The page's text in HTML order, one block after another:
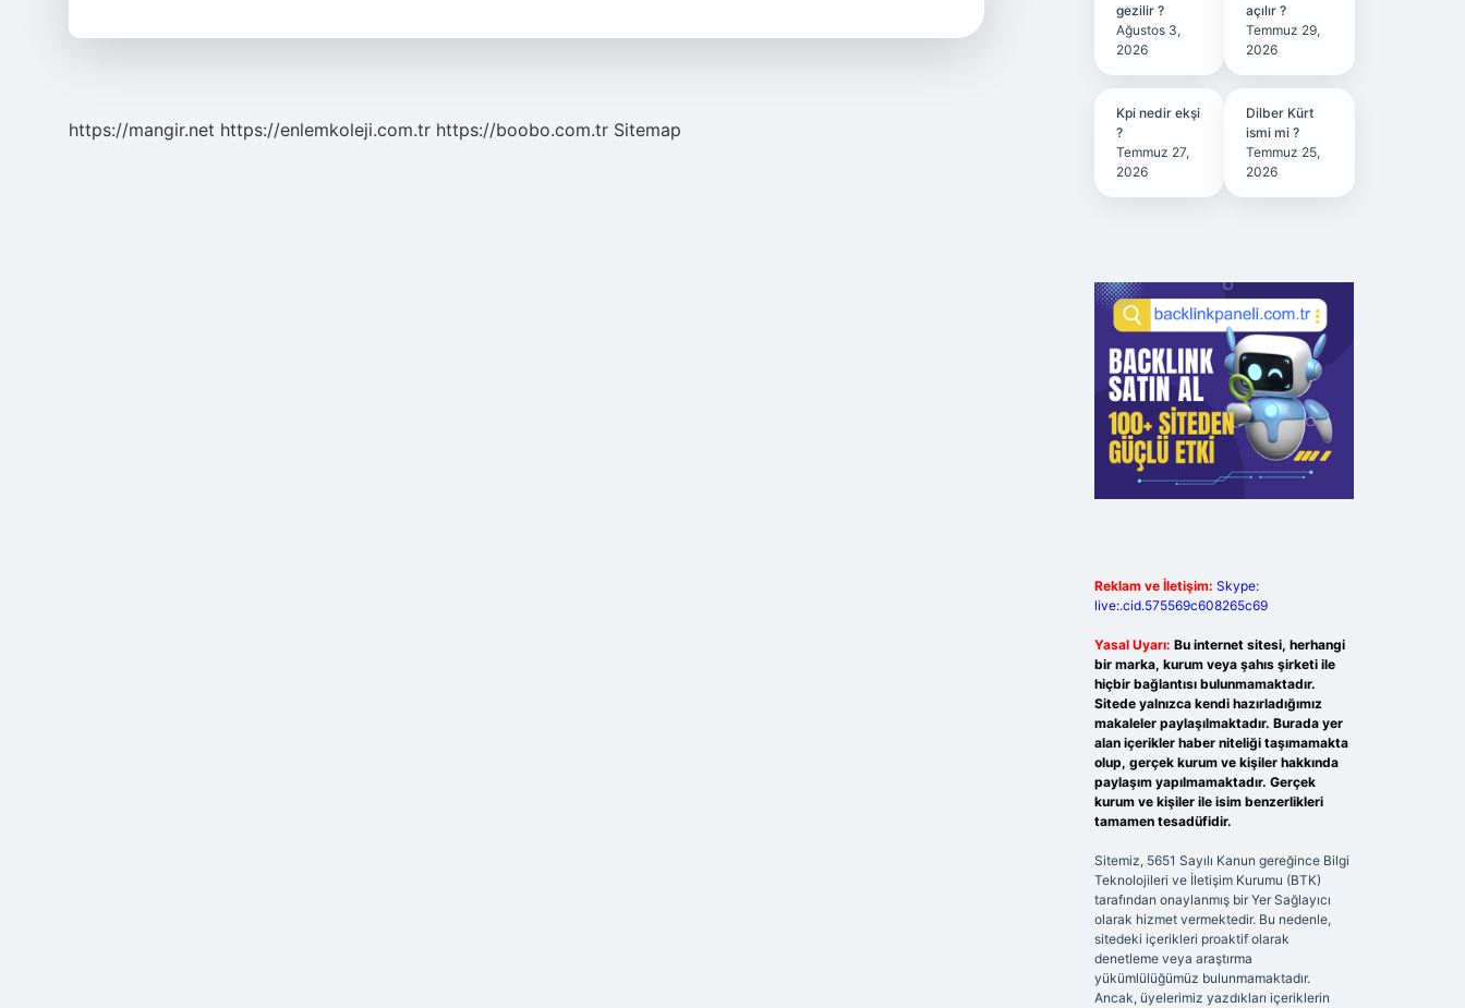
https://mangir.net https://enlemkoleji.com.tr https://boobo.com.tr Sitemap
gezilir ?
Ağustos 3,
2026
açılır ?
Temmuz 29,
2026
Kpi nedir ekşi
?
Temmuz 27,
2026
Dilber Kürt
ismi mi ?
Temmuz 25,
2026
Reklam ve İletişim: Skype:
live:.cid.575569c608265c69
Yasal Uyarı: Bu internet sitesi, herhangi
bir marka, kurum veya şahıs şirketi ile
hiçbir bağlantısı bulunmamaktadır.
Sitede yalnızca kendi hazırladığımız
makaleler paylaşılmaktadır. Burada yer
alan içerikler haber niteliği taşımamakta
olup, gerçek kurum ve kişiler hakkında
paylaşım yapılmamaktadır. Gerçek
kurum ve kişiler ile isim benzerlikleri
tamamen tesadüfidir.
Sitemiz, 5651 Sayılı Kanun gereğince Bilgi
Teknolojileri ve İletişim Kurumu (BTK)
tarafından onaylanmış bir Yer Sağlayıcı
olarak hizmet vermektedir. Bu nedenle,
sitedeki içerikleri proaktif olarak
denetleme veya araştırma
yükümlülüğümüz bulunmamaktadır.
Ancak, üyelerimiz yazdıkları içeriklerin